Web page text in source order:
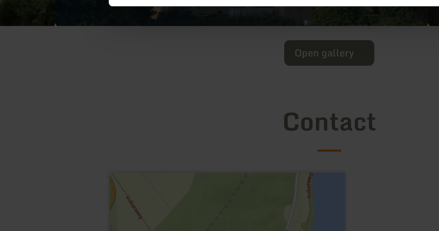
Open gallery
Contact